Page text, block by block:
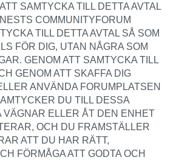
SAMTYCKA TILL DETTA AVTAL
COMMUNITYFORUM
TILL DETTA AVTAL SÅ SOM
FÖR DIG, UTAN NÅGRA SOM
GENOM ATT SAMTYCKA TILL
GENOM ATT SKAFFA DIG
ANVÄNDA FORUMPLATSEN
DU TILL DESSA
VÄGNAR ELLER ÅT DEN ENHET
OCH DU FRAMSTÄLLER
ATT DU HAR RÄTT,
FÖRMÅGA ATT GODTA OCH